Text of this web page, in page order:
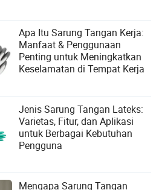
Tangan Penjaga Gawang
Apa Itu Sarung Tangan Kerja:
Manfaat & Penggunaan
Penting untuk Meningkatkan
Keselamatan di Tempat Kerja
Jenis Sarung Tangan Lateks:
Varietas, Fitur, dan Aplikasi
untuk Berbagai Kebutuhan
Pengguna
Mengapa Sarung Tangan